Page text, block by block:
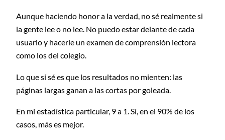
Aunque haciendo honor a la verdad, no sé realmente si
la gente lee o no lee. No puedo estar delante de cada
usuario y hacerle un examen de comprensión lectora
como los del colegio.
Lo que sí sé es que los resultados no mienten: las
páginas largas ganan a las cortas por goleada.
En mi estadística particular, 9 a 1. Sí, en el 90% de los
casos, más es mejor.